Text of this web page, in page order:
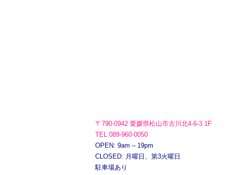
〒790-0942 愛媛県松山市古川北4-6-3 1F
TEL.089-960-0050
OPEN: 9am – 19pm
CLOSED: 月曜日、第3火曜日
駐車場あり